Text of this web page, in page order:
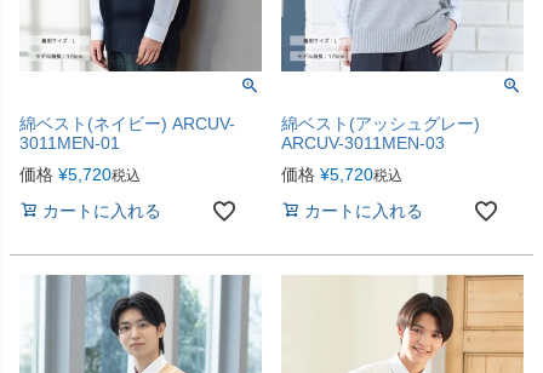
綿ベスト(ネイビー) ARCUV-
3011MEN-01
価格 ¥5,720税込
カートに入れる
綿ベスト(アッシュグレー)
ARCUV-3011MEN-03
価格 ¥5,720税込
カートに入れる